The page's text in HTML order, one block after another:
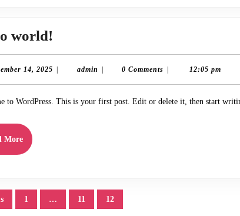
world!
world!
14, 2025 Decemberadmin admin 0 Comments 12:05 pm
to WordPress. This is your first post. Edit or delete it, then start
MoreRead
More
1 … 11 12